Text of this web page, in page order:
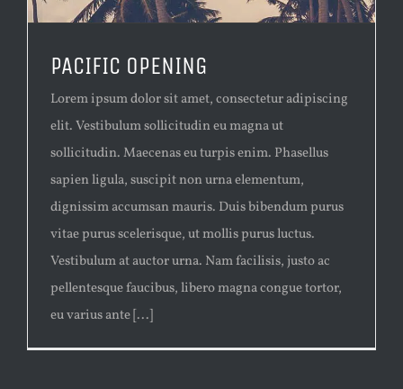
PACIFIC OPENING
Lorem ipsum dolor sit amet, consectetur adipiscing
elit. Vestibulum sollicitudin eu magna ut
sollicitudin. Maecenas eu turpis enim. Phasellus
sapien ligula, suscipit non urna elementum,
dignissim accumsan mauris. Duis bibendum purus
vitae purus scelerisque, ut mollis purus luctus.
Vestibulum at auctor urna. Nam facilisis, justo ac
pellentesque faucibus, libero magna congue tortor,
eu varius ante [...]